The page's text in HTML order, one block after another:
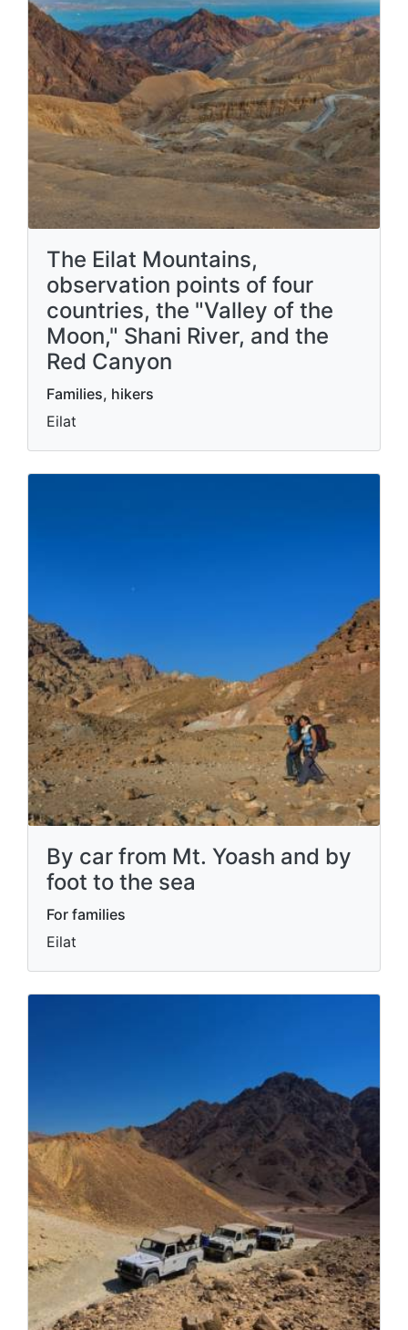
The Eilat Mountains,
observation points of four
countries, the "Valley of the
Moon," Shani River, and the
Red Canyon
Families, hikers
Eilat
By car from Mt. Yoash and by
foot to the sea
For families
Eilat